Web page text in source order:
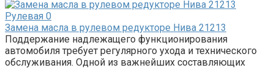
Рулевая 0
Замена масла в рулевом редукторе Нива 21213
Поддержание надлежащего функционирования
автомобиля требует регулярного ухода и технического
обслуживания. Одной из важнейших составляющих